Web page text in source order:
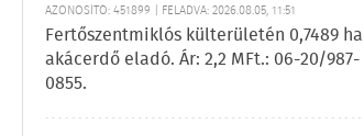
AZONOSÍTÓ: 451899 | FELADVA: 2026.08.05, 11:51
Fertőszentmiklós külterületén 0,7489 ha
akácerdő eladó. Ár: 2,2 MFt.: 06-20/987-
0855.